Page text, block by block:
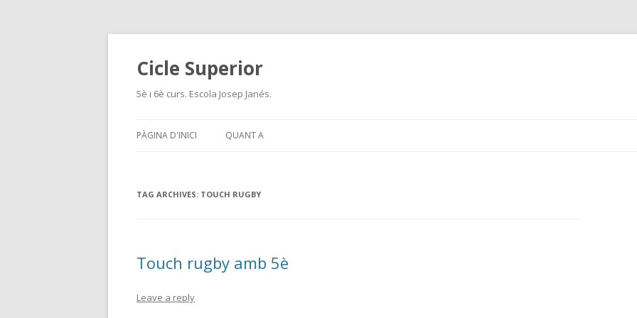
Cicle Superior
5è i 6è curs. Escola Josep Janés.
PÀGINA D'INICI QUANT A
TAG ARCHIVES: TOUCH RUGBY
Touch rugby amb 5è
Leave a reply